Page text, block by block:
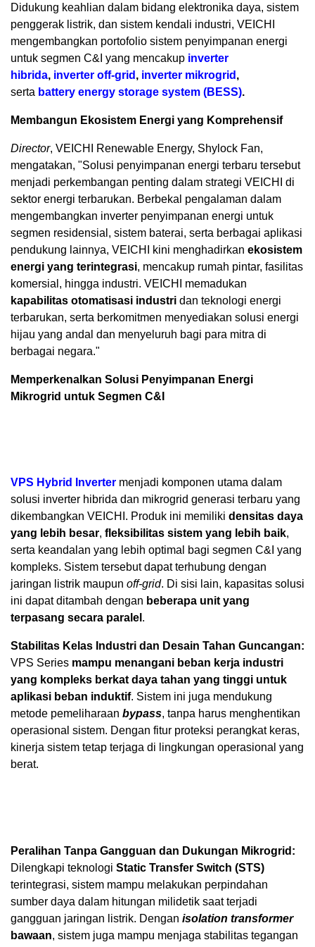
Didukung keahlian dalam bidang elektronika daya, sistem
penggerak listrik, dan sistem kendali industri, VEICHI
mengembangkan portofolio sistem penyimpanan energi
untuk segmen C&I yang mencakup inverter
hibrida, inverter off-grid , inverter mikrogrid ,
serta battery energy storage system (BESS).
Membangun Ekosistem Energi yang Komprehensif
Director, VEICHI Renewable Energy, Shylock Fan,
mengatakan, "Solusi penyimpanan energi terbaru tersebut
menjadi perkembangan penting dalam strategi VEICHI di
sektor energi terbarukan. Berbekal pengalaman dalam
mengembangkan inverter penyimpanan energi untuk
segmen residensial, sistem baterai, serta berbagai aplikasi
pendukung lainnya, VEICHI kini menghadirkan ekosistem
energi yang terintegrasi, mencakup rumah pintar, fasilitas
komersial, hingga industri. VEICHI memadukan
kapabilitas otomatisasi industri dan teknologi energi
terbarukan, serta berkomitmen menyediakan solusi energi
hijau yang andal dan menyeluruh bagi para mitra di
berbagai negara."
Memperkenalkan Solusi Penyimpanan Energi
Mikrogrid untuk Segmen C&I
VPS Hybrid Inverter menjadi komponen utama dalam
solusi inverter hibrida dan mikrogrid generasi terbaru yang
dikembangkan VEICHI. Produk ini memiliki densitas daya
yang lebih besar, fleksibilitas sistem yang lebih baik,
serta keandalan yang lebih optimal bagi segmen C&I yang
kompleks. Sistem tersebut dapat terhubung dengan
jaringan listrik maupun off-grid. Di sisi lain, kapasitas solusi
ini dapat ditambah dengan beberapa unit yang
terpasang secara paralel .
Stabilitas Kelas Industri dan Desain Tahan Guncangan:
VPS Series mampu menangani beban kerja industri
yang kompleks berkat daya tahan yang tinggi untuk
aplikasi beban induktif. Sistem ini juga mendukung
metode pemeliharaan bypass, tanpa harus menghentikan
operasional sistem. Dengan fitur proteksi perangkat keras,
kinerja sistem tetap terjaga di lingkungan operasional yang
berat.
Peralihan Tanpa Gangguan dan Dukungan Mikrogrid:
Dilengkapi teknologi Static Transfer Switch (STS)
terintegrasi, sistem mampu melakukan perpindahan
sumber daya dalam hitungan milidetik saat terjadi
gangguan jaringan listrik. Dengan isolation transformer
bawaan, sistem juga mampu menjaga stabilitas tegangan